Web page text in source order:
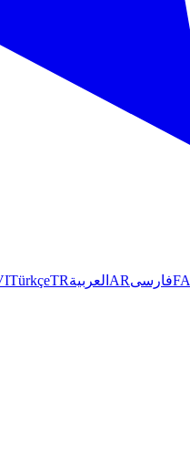
TürkçeTRالعربية ARفارسیFA